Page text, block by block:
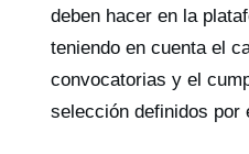
deben hacer en la
teniendo en cuenta el
convocatorias y el
selección definidos por